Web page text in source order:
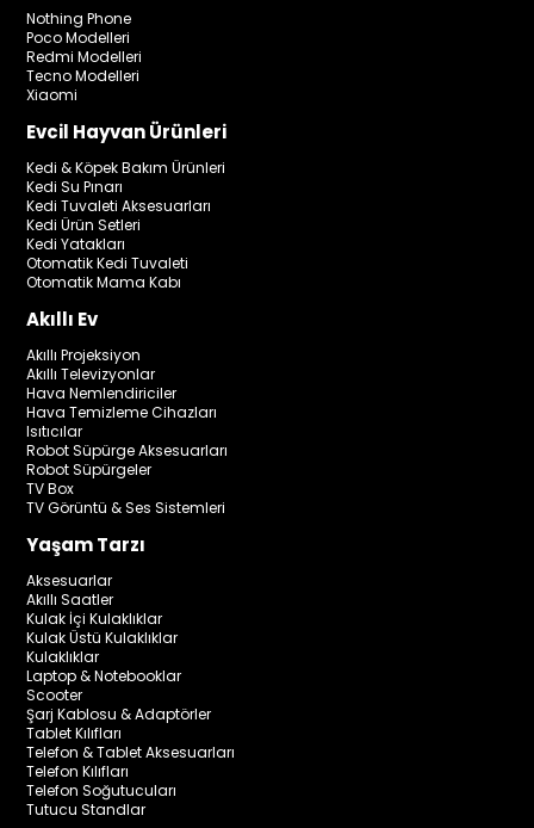
Nothing Phone
Poco Modelleri
Redmi Modelleri
Tecno Modelleri
Xiaomi
Evcil Hayvan Ürünleri
Kedi & Köpek Bakım Ürünleri
Kedi Su Pınarı
Kedi Tuvaleti Aksesuarları
Kedi Ürün Setleri
Kedi Yatakları
Otomatik Kedi Tuvaleti
Otomatik Mama Kabı
Akıllı Ev
Akıllı Projeksiyon
Akıllı Televizyonlar
Hava Nemlendiriciler
Hava Temizleme Cihazları
Isıtıcılar
Robot Süpürge Aksesuarları
Robot Süpürgeler
TV Box
TV Görüntü & Ses Sistemleri
Yaşam Tarzı
Aksesuarlar
Akıllı Saatler
Kulak İçi Kulaklıklar
Kulak Üstü Kulaklıklar
Kulaklıklar
Laptop & Notebooklar
Scooter
Şarj Kablosu & Adaptörler
Tablet Kılıfları
Telefon & Tablet Aksesuarları
Telefon Kılıfları
Telefon Soğutucuları
Tutucu Standlar